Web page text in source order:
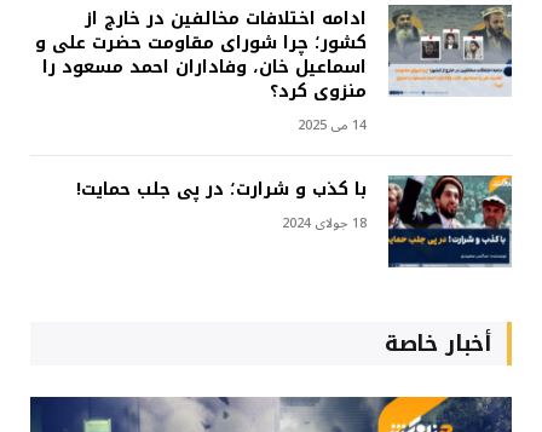
ادامه اختلافات مخالفین در خارج از
کشور؛ چرا شورای مقاومت حضرت علی و
اسماعیل خان، وفاداران احمد مسعود را
منزوی کرد؟
14 می 2025
با کذب و شرارت؛ در پی جلب حمایت!
18 جولای 2024
أخبار خاصة